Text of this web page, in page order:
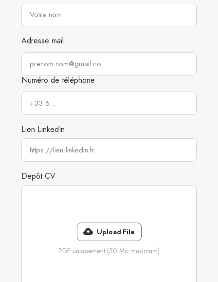
Adresse mail
Numéro de téléphone
Lien LinkedIn
Depôt CV
Upload File
PDF uniquement (50 Mo maximum)